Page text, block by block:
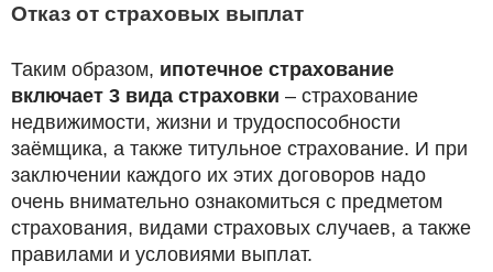
Отказ от страховых выплат
Таким образом, ипотечное страхование
включает 3 вида страховки – страхование
недвижимости, жизни и трудоспособности
заёмщика, а также титульное страхование. И при
заключении каждого их этих договоров надо
очень внимательно ознакомиться с предметом
страхования, видами страховых случаев, а также
правилами и условиями выплат.